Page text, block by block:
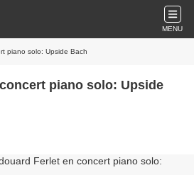
MENU
piano solo: Upside Bach
piano solo: Upside